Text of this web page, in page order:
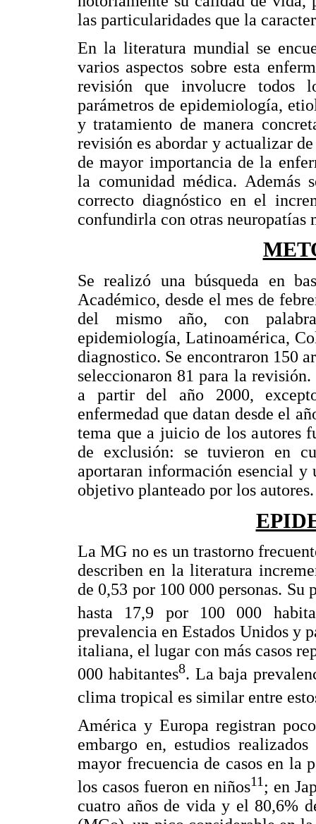
las particularidades que la
En la literatura mundial se
varios aspectos sobre esta
revisión que involucre todos
parámetros de epidemiología,
y tratamiento de manera
revisión es abordar y actualizar
de mayor importancia de la
la comunidad médica. Además
correcto diagnóstico en el
confundirla con otras neuropatías
Se realizó una búsqueda en
Académico, desde el mes de
del mismo año, con
epidemiología, Latinoamérica,
diagnostico. Se encontraron 150
seleccionaron 81 para la
a partir del año 2000,
enfermedad que datan desde el
tema que a juicio de los autores
de exclusión: se tuvieron en
aportaran información esencial
objetivo planteado por los autores.
La MG no es un trastorno
describen en la literatura
de 0,53 por 100 000 personas.
hasta 17,9 por 100 000
prevalencia en Estados Unidos y
italiana, el lugar con más casos
000 habitantes8. La baja
clima tropical es similar entre
América y Europa registran
embargo en, estudios
mayor frecuencia de casos en la
los casos fueron en niños11 ; en
cuatro años de vida y el 80,6%